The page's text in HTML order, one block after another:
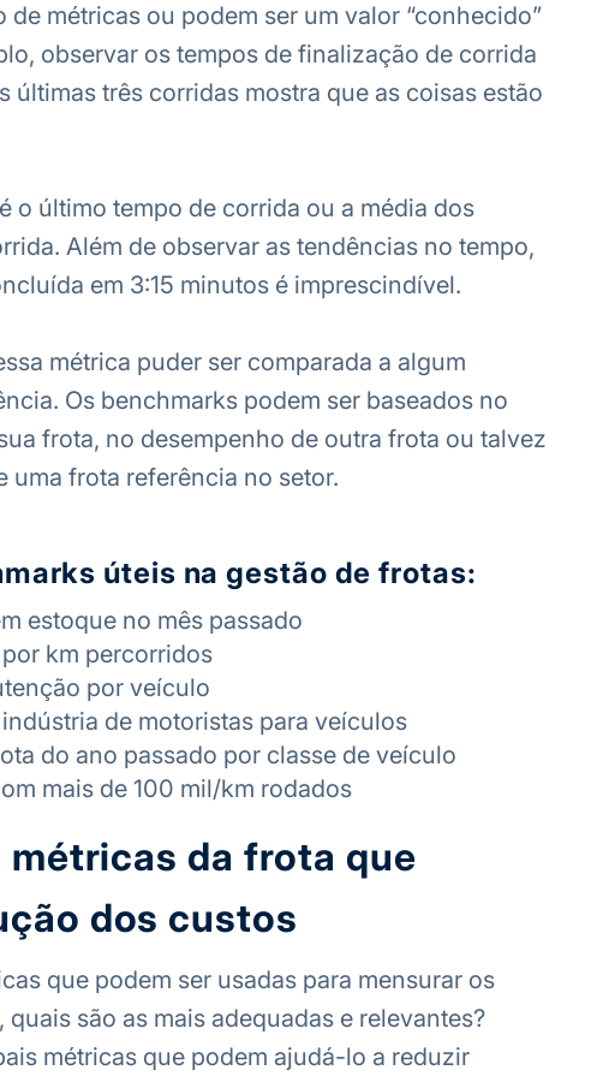
métricas ou podem ser um valor “conhecido”
observar os tempos de finalização de corrida
últimas três corridas mostra que as coisas estão
o último tempo de corrida ou a média dos
Além de observar as tendências no tempo,
em 3:15 minutos é imprescindível.
métrica puder ser comparada a algum
Os benchmarks podem ser baseados no
frota, no desempenho de outra frota ou talvez
uma frota referência no setor.
úteis na gestão de frotas:
estoque no mês passado
km percorridos
por veículo
de motoristas para veículos
do ano passado por classe de veículo
mais de 100 mil/km rodados
da frota que
dos custos
que podem ser usadas para mensurar os
são as mais adequadas e relevantes?
métricas que podem ajudá-lo a reduzir